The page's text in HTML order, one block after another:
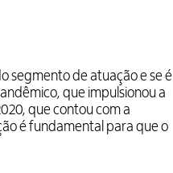
segmento de atuação e se é
que impulsionou a
que contou com a
é fundamental para que o